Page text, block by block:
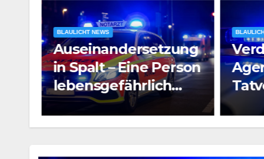
BLAULICHT NEWS
Verdacht auf
Agententätigkeit:
Tatverdächtiger in
Untersuchungshaft
e